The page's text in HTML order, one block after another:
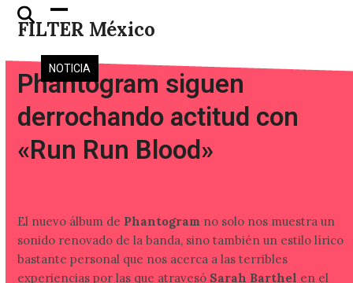
Skip
FILTER México
Open
mobile
menu
Close
mobile
menu
NOTICIA
Phantogram siguen
derrochando actitud con
«Run Run Blood»
El nuevo álbum de Phantogram no solo nos muestra un
sonido renovado de la banda, sino también un estilo lírico
bastante personal que nos acerca a las terribles
experiencias por las que atravesó Sarah Barthel en el